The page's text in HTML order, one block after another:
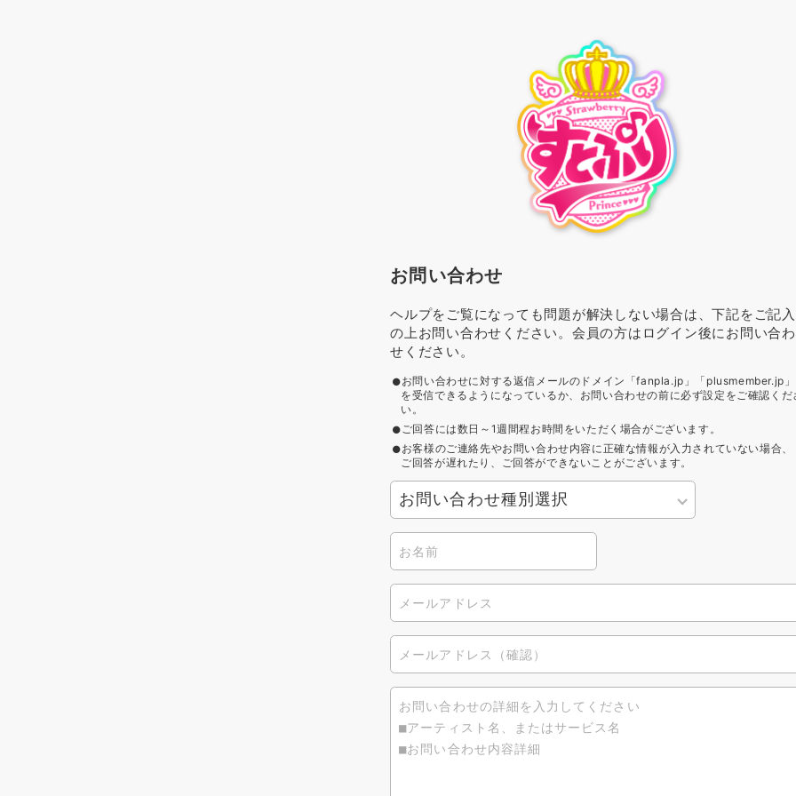
お問い合わせ
ヘルプをご覧になっても問題が解決しない場合は、下記をご記入
の上お問い合わせください。会員の方はログイン後にお問い合わ
せください。
お問い合わせに対する返信メールのドメイン「fanpla.jp」「plusmember.jp」
を受信できるようになっているか、お問い合わせの前に必ず設定をご確認くだ
い。
ご回答には数日～1週間程お時間をいただく場合がございます。
お客様のご連絡先やお問い合わせ内容に正確な情報が入力されていない場合、
ご回答が遅れたり、ご回答ができないことがございます。